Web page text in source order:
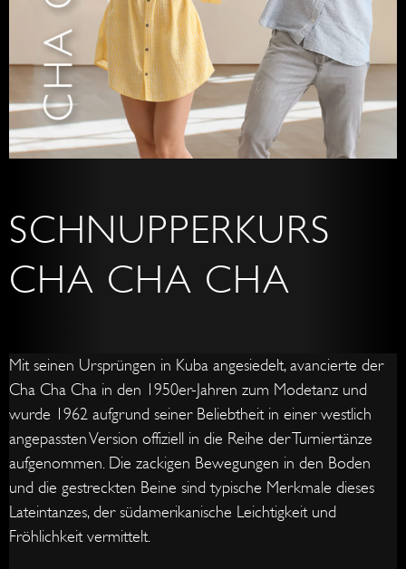
SCHNUPPERKURS
CHA CHA CHA
Mit seinen Ursprüngen in Kuba angesiedelt, avancierte der
Cha Cha Cha in den 1950er-Jahren zum Modetanz und
wurde 1962 aufgrund seiner Beliebtheit in einer westlich
angepassten Version offiziell in die Reihe der Turniertänze
aufgenommen. Die zackigen Bewegungen in den Boden
und die gestreckten Beine sind typische Merkmale dieses
Lateintanzes, der südamerikanische Leichtigkeit und
Fröhlichkeit vermittelt.